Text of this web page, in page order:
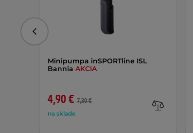
Minipumpa inSPORTline ISL
Bannia AKCIA
4,90 € 7,30 €
na sklade
Predchádzajúce